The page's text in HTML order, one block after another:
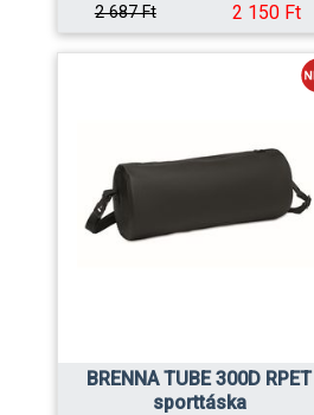
2 687 Ft
2 150 Ft
BRENNA TUBE 300D RPET
sporttáska